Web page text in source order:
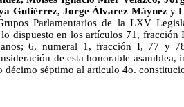
Gutiérrez, Jorge Álvarez Máynezy
Parlamentarios de la LXV
dispuesto en los artículos 71,
6, numeral 1, fracción I, 77 y
de esta honorable
décimo séptimo al artículo 4o.